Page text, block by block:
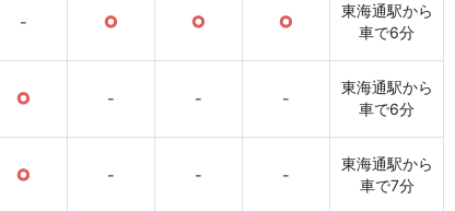
- ○ ○ ○
東海通駅から
車で6分
○ - - -
東海通駅から
車で6分
○ - - -
東海通駅から
車で7分